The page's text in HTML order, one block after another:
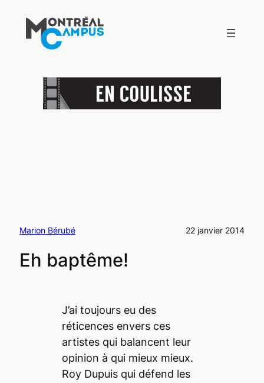
contenu
Marion Bérubé 22 janvier 2014
Eh baptême!
J’ai toujours eu des
réticences envers ces
artistes qui balancent leur
opinion à qui mieux mieux.
Roy Dupuis qui défend les